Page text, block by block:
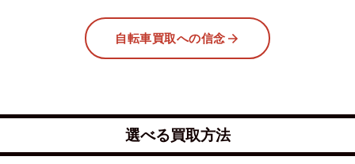
自転車買取への信念
選べる買取方法